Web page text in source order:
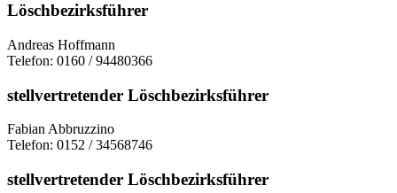
Löschbezirksführer
Andreas Hoffmann
Telefon: 0160 / 94480366
stellvertretender Löschbezirksführer
Fabian Abbruzzino
Telefon: 0152 / 34568746
stellvertretender Löschbezirksführer